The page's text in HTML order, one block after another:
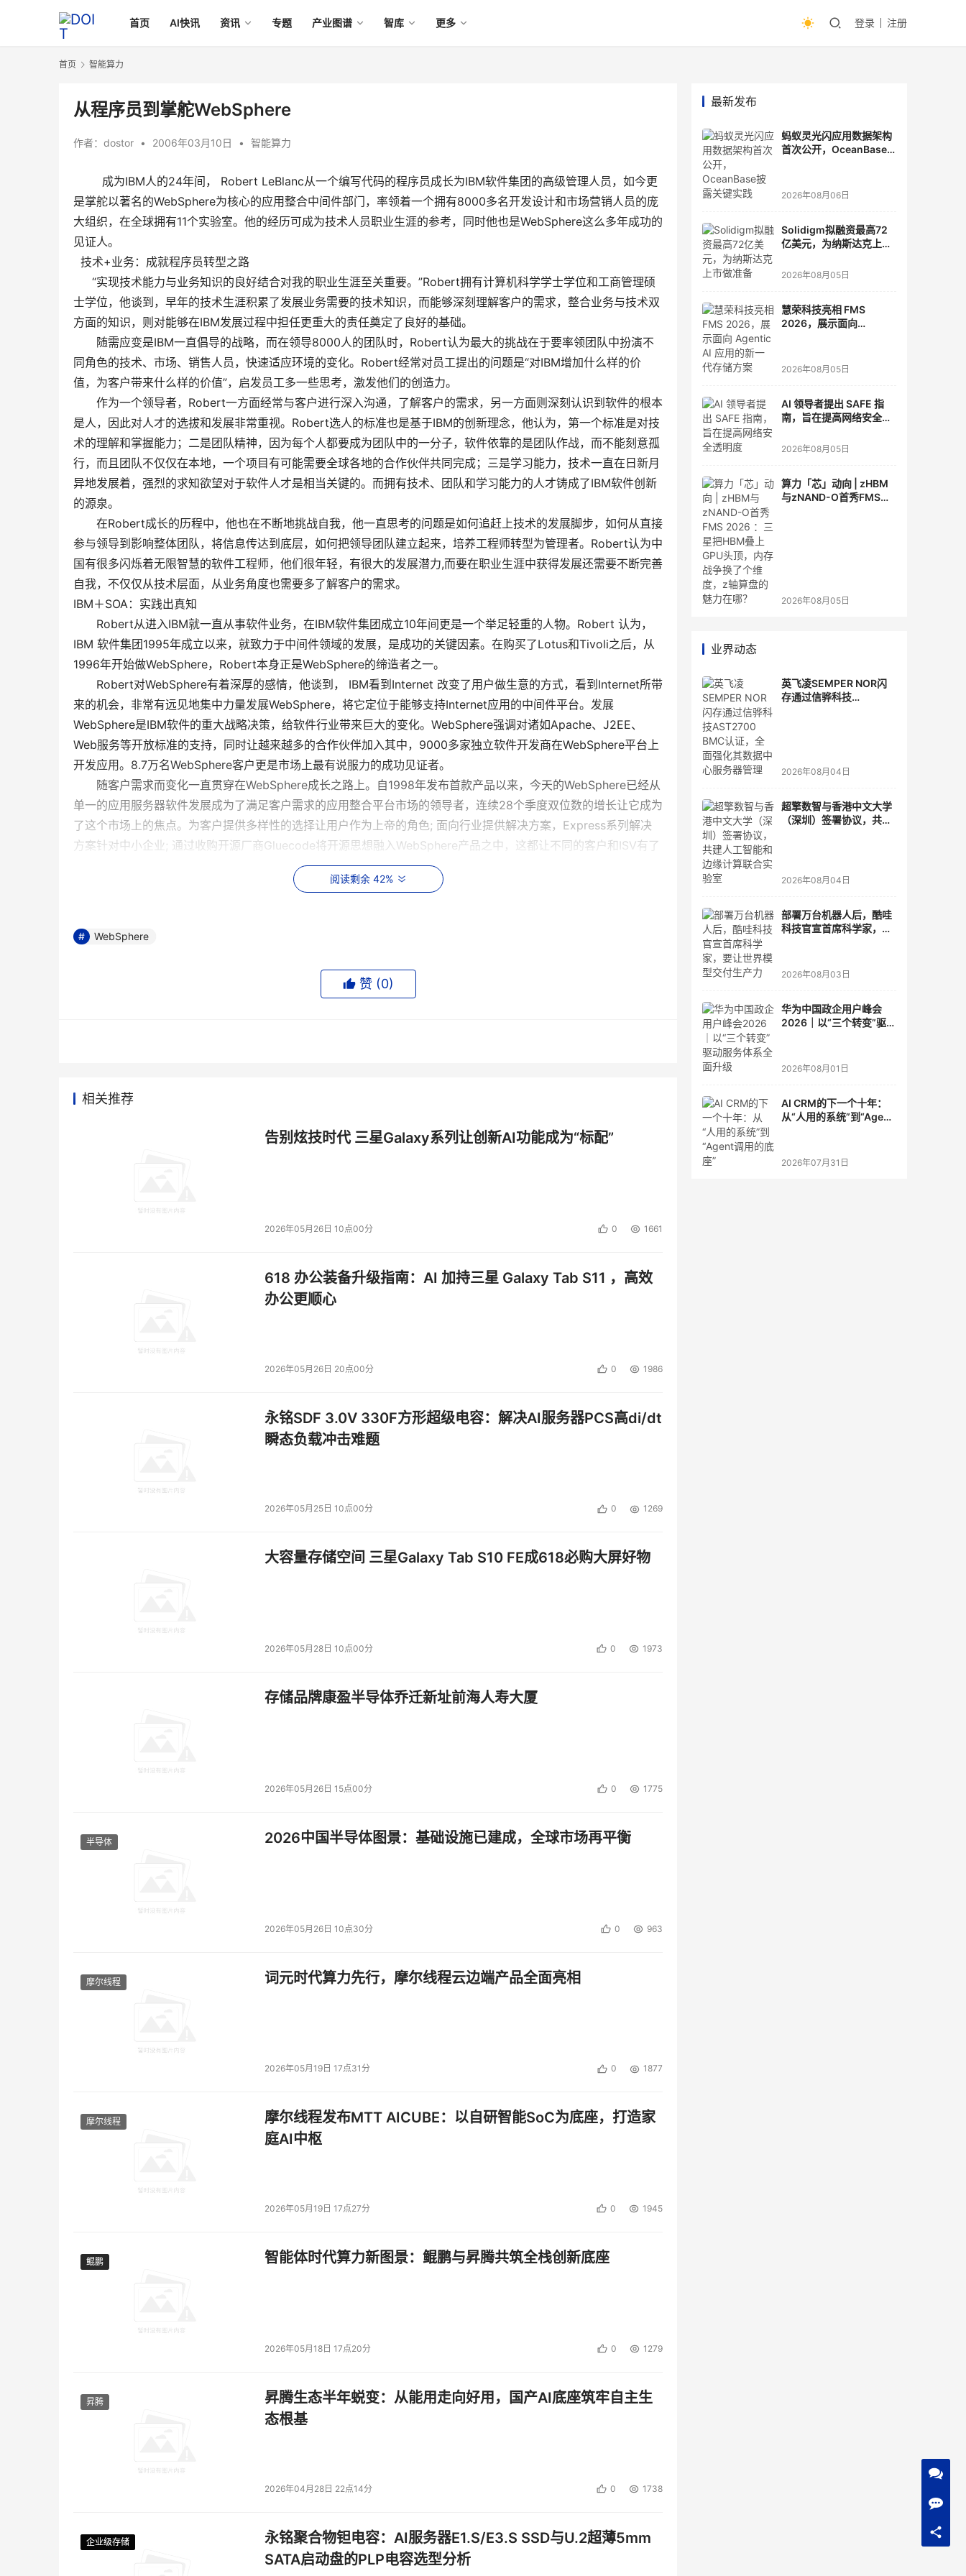
首页 AI快讯 资讯 专题 产业图谱 智库 更多 登录 注册
首页 智能算力
从程序员到掌舵WebSphere
作者： dostor • 2006年03月10日 • 智能算力
成为IBM人的24年间， Robert LeBlanc从一个编写代码的程序员成长为IBM软件集团的高级管理人员，如今更
是掌舵以著名的WebSphere为核心的应用整合中间件部门，率领着一个拥有8000多名开发设计和市场营销人员的庞
大组织，在全球拥有11个实验室。他的经历可成为技术人员职业生涯的参考，同时他也是WebSphere这么多年成功的
见证人。
技术+业务：成就程序员转型之路
“实现技术能力与业务知识的良好结合对我的职业生涯至关重要。”Robert拥有计算机科学学士学位和工商管理硕
士学位，他谈到，早年的技术生涯积累了发展业务需要的技术知识，而能够深刻理解客户的需求，整合业务与技术双
方面的知识，则对能够在IBM发展过程中担任更重大的责任奠定了良好的基础。
随需应变是IBM一直倡导的战略，而在领导8000人的团队时，Robert认为最大的挑战在于要率领团队中扮演不
同角色的技术、市场、销售人员，快速适应环境的变化。Robert经常对员工提出的问题是“对IBM增加什么样的价
值，为客户带来什么样的价值”，启发员工多一些思考，激发他们的创造力。
作为一个领导者，Robert一方面经常与客户进行深入沟通，了解客户的需求，另一方面则深刻认识到软件的根本
是人，因此对人才的选拔和发展非常重视。Robert选人的标准也是基于IBM的创新理念，他认为，第一个标准是对技
术的理解和掌握能力；二是团队精神，因为每个人都要成为团队中的一分子，软件依靠的是团队作战，而不能刻意孤
行，而且团队不仅仅在本地，一个项目有可能需要全球各地的合作伙伴共同完成；三是学习能力，技术一直在日新月
异地发展着，强烈的求知欲望对于软件人才是相当关键的。而拥有技术、团队和学习能力的人才铸成了IBM软件创新
的源泉。
在Robert成长的历程中，他也在不断地挑战自我，他一直思考的问题是如何追赶上技术的发展脚步，如何从直接
参与领导到影响整体团队，将信息传达到底层，如何把领导团队建立起来，培养工程师转型为管理者。Robert认为中
国有很多闪烁着无限智慧的软件工程师，他们很年轻，有很大的发展潜力,而要在职业生涯中获得发展还需要不断完善
自我，不仅仅从技术层面，从业务角度也需要多了解客户的需求。
IBM＋SOA：实践出真知
Robert从进入IBM就一直从事软件业务，在IBM软件集团成立10年间更是一个举足轻重的人物。Robert 认为，
IBM 软件集团1995年成立以来，就致力于中间件领域的发展，是成功的关键因素。在购买了Lotus和Tivoli之后，从
1996年开始做WebSphere，Robert本身正是WebSphere的缔造者之一。
Robert对WebSphere有着深厚的感情，他谈到， IBM看到Internet 改变了用户做生意的方式，看到Internet所带
来的机会，非常有远见地集中力量发展WebSphere，将它定位于能够支持Internet应用的中间件平台。发展
WebSphere是IBM软件的重大战略决策，给软件行业带来巨大的变化。WebSphere强调对诸如Apache、J2EE、
Web服务等开放标准的支持，同时让越来越多的合作伙伴加入其中，9000多家独立软件开发商在WebSphere平台上
开发应用。8.7万名WebSphere客户更是市场上最有说服力的成功见证者。
随客户需求而变化一直贯穿在WebSphere成长之路上。自1998年发布首款产品以来，今天的WebSphere已经从
单一的应用服务器软件发展成为了满足客户需求的应用整合平台市场的领导者，连续28个季度双位数的增长让它成为
了这个市场上的焦点。为客户提供多样性的选择让用户作为上帝的角色; 面向行业提供解决方案，Express系列解决
方案针对中小企业; 通过收购开源厂商Gluecode将开源思想融入WebSphere产品之中，这都让不同的客户和ISV有了
软件领域2005年最热门的词汇是哪个？我想SOA当仁不让。Gartner甚至预计2008年将会有80%的用户使用
WinterGreen公司的数据显示，IBM在SOA市场以44%的份额远远领先于竞争对手。
Robert认为，SOA不仅仅是技术问题，技术如何满足业务的需求更为关键，IBM在SOA方面的优势在于对SOA技
术和业务都了如指掌。Gartner魔力象限显示，2005年IBM在8个SOA相关领域处于领先位置，有300多项SOA专
利，领导了50多家标准机构，拥有69种SOA参考模型架构和数10个支持SOA的业务解决方案。不断繁荣的合作伙伴
系列努力将会加速中国用户运用SOA的步伐，让用户体会到灵活的业务流程与灵活的IT流程相匹配所带来的真知。
中国软件：放眼世界方可长大
提出了一些建议，首先掌握领先的前沿技术很关键，这些软件公司需要深刻理解J2EE、Web服务等新型标准的发
展，把对标准的关注放在软件开发的整个过程中考虑，要在团队合作方面有所突破；其次要把人才培养放在业务发展
最近几年国内有不少软件企业将目光投向中间件平台的开发，有的企业也在开发类似于WebSphere的产品。
Robert认为， IBM WebSphere从诞生到今天作了接近10年的研发，而且在不断更新换代和前进过程之中。中国软件
Apache 产品，而没有自己开发Web服务器。对于中国的软件企业来说，与IBM共同合作，在WebSphere平台基础上
做一些增值开发，创建符合用户需求、更有价值的解决方案，既可以与WebSphere优势互补，又能够让企业茁壮成
阅读剩余 42%
WebSphere
赞 (0)
相关推荐
告别炫技时代 三星Galaxy系列让创新AI功能成为“标配”
2026年05月26日 10点00分 0 1661
618 办公装备升级指南：AI 加持三星 Galaxy Tab S11 ，高效
办公更顺心
2026年05月26日 20点00分 0 1986
永铭SDF 3.0V 330F方形超级电容：解决AI服务器PCS高di/dt
瞬态负载冲击难题
2026年05月25日 10点00分 0 1269
大容量存储空间 三星Galaxy Tab S10 FE成618必购大屏好物
2026年05月28日 10点00分 0 1973
存储品牌康盈半导体乔迁新址前海人寿大厦
2026年05月26日 15点00分 0 1775
半导体 2026中国半导体图景：基础设施已建成，全球市场再平衡
2026年05月26日 10点30分 0 963
摩尔线程 词元时代算力先行，摩尔线程云边端产品全面亮相
2026年05月19日 17点31分 0 1877
摩尔线程
摩尔线程发布MTT AICUBE：以自研智能SoC为底座，打造家
庭AI中枢
2026年05月19日 17点27分 0 1945
鲲鹏
鲲鹏 智能体时代算力新图景：鲲鹏与昇腾共筑全栈创新底座
2026年05月18日 17点20分 0 1279
昇腾
昇腾生态半年蜕变：从能用走向好用，国产AI底座筑牢自主生
态根基
2026年04月28日 22点14分 0 1738
企业级存储
企业级存储
企业级存储
企业级存储
永铭聚合物钽电容：AI服务器E1.S/E3.S SSD与U.2超薄5mm
SATA启动盘的PLP电容选型分析
最新发布
蚂蚁灵光闪应用数据架构
首次公开，OceanBase
2026年08月06日
Solidigm拟融资最高72
亿美元，为纳斯达克上市
2026年08月05日
慧荣科技亮相 FMS
2026，展示面向
2026年08月05日
AI 领导者提出 SAFE 指
南，旨在提高网络安全透
2026年08月05日
算力「芯」动向 | zHBM
与zNAND-O首秀FMS
2026年08月05日
业界动态
英飞凌SEMPER NOR闪
存通过信骅科技
2026年08月04日
超擎数智与香港中文大学
（深圳）签署协议，共建
2026年08月04日
部署万台机器人后，酷哇
科技官宣首席科学家，要
2026年08月03日
华为中国政企用户峰会
2026｜以“三个转变”驱动
2026年08月01日
AI CRM的下一个十年：
从“人用的系统”到“Agent
2026年07月31日